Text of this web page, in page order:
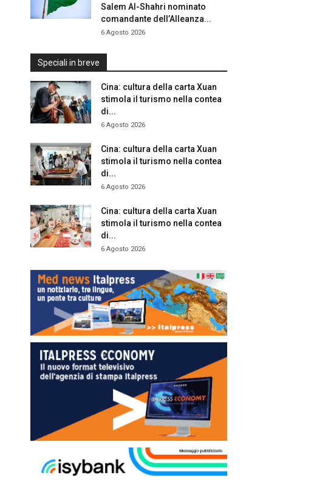
Salem Al-Shahri nominato
comandante dell’Alleanza...
6 Agosto 2026
Speciali in breve
Cina: cultura della carta Xuan
stimola il turismo nella contea
di...
6 Agosto 2026
Cina: cultura della carta Xuan
stimola il turismo nella contea
di...
6 Agosto 2026
Cina: cultura della carta Xuan
stimola il turismo nella contea
di...
6 Agosto 2026